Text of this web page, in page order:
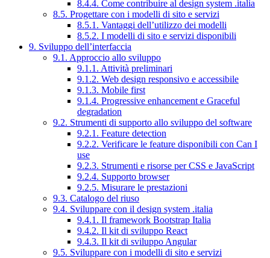
8.4.4. Come contribuire al design system .italia
8.5. Progettare con i modelli di sito e servizi
8.5.1. Vantaggi dell’utilizzo dei modelli
8.5.2. I modelli di sito e servizi disponibili
9. Sviluppo dell’interfaccia
9.1. Approccio allo sviluppo
9.1.1. Attività preliminari
9.1.2. Web design responsivo e accessibile
9.1.3. Mobile first
9.1.4. Progressive enhancement e Graceful
degradation
9.2. Strumenti di supporto allo sviluppo del software
9.2.1. Feature detection
9.2.2. Verificare le feature disponibili con Can I
use
9.2.3. Strumenti e risorse per CSS e JavaScript
9.2.4. Supporto browser
9.2.5. Misurare le prestazioni
9.3. Catalogo del riuso
9.4. Sviluppare con il design system .italia
9.4.1. Il framework Bootstrap Italia
9.4.2. Il kit di sviluppo React
9.4.3. Il kit di sviluppo Angular
9.5. Sviluppare con i modelli di sito e servizi